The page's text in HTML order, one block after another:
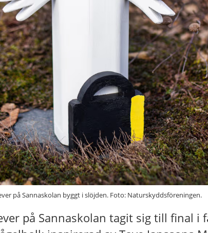
på Sannaskolan byggt i slöjden. Foto: Naturskyddsföreningen.
på Sannaskolan tagit sig till final i